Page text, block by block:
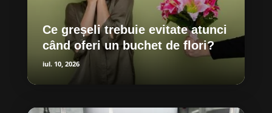
Ce greșeli trebuie evitate atunci
când oferi un buchet de flori?
iul. 10, 2026